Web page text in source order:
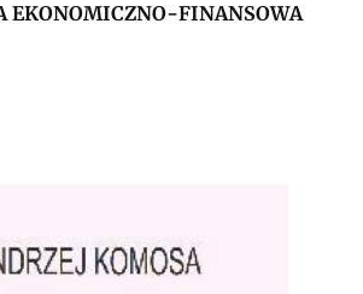
EKONOMICZNO-FINANSOWA